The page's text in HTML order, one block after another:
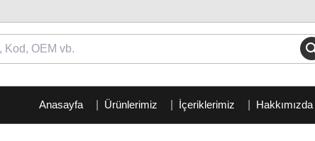
Anasayfa Ürünlerimiz İçeriklerimiz Hakkımızda